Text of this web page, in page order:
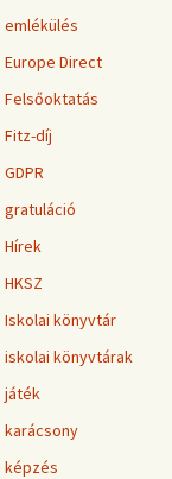
emlékülés
Europe Direct
Felsőoktatás
Fitz-díj
GDPR
gratuláció
Hírek
HKSZ
Iskolai könyvtár
iskolai könyvtárak
játék
karácsony
képzés